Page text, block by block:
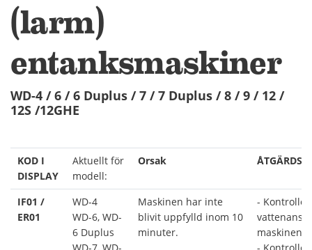
(larm)
entanksmaskiner
WD-4 / 6 / 6 Duplus / 7 / 7 Duplus / 8 / 9 / 12 /
12S /12GHE
KOD I
DISPLAY
Aktuellt för
modell:
Orsak
IF01 /
ER01
WD-4
WD-6, WD-
6 Duplus
Maskinen har inte
blivit uppfylld inom 10
minuter.
-
maskinen